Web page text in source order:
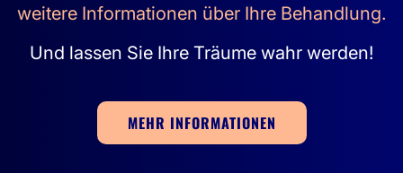
weitere Informationen über Ihre Behandlung.
Und lassen Sie Ihre Träume wahr werden!
MEHR INFORMATIONEN